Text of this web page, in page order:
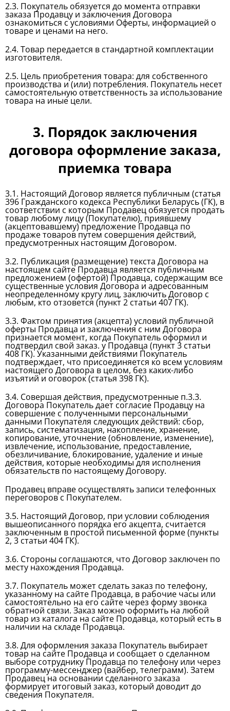
2.3. Покупатель обязуется до момента отправки
заказа Продавцу и заключения Договора
ознакомиться с условиями Оферты, информацией о
товаре и ценами на него.
2.4. Товар передается в стандартной комплектации
изготовителя.
2.5. Цель приобретения товара: для собственного
производства и (или) потребления. Покупатель несет
самостоятельную ответственность за использование
товара на иные цели.
3. Порядок заключения
договора оформление заказа,
приемка товара
3.1. Настоящий Договор является публичным (статья
396 Гражданского кодекса Республики Беларусь (ГК), в
соответствии с которым Продавец обязуется продать
товар любому лицу (Покупателю), приявшему
(акцептовавшему) предложение Продавца по
продаже товаров путем совершения действий,
предусмотренных настоящим Договором.
3.2. Публикация (размещение) текста Договора на
настоящем сайте Продавца является публичным
предложением (офертой) Продавца, содержащим все
существенные условия Договора и адресованным
неопределенному кругу лиц, заключить Договор с
любым, кто отзовется (пункт 2 статьи 407 ГК).
3.3. Фактом принятия (акцепта) условий публичной
оферты Продавца и заключения с ним Договора
признается момент, когда Покупатель оформил и
подтвердил свой заказ. у Продавца (пункт 3 статьи
408 ГК). Указанными действиями Покупатель
подтверждает, что присоединяется ко всем условиям
настоящего Договора в целом, без каких-либо
изъятий и оговорок (статья 398 ГК).
3.4. Совершая действия, предусмотренные п.3.3.
Договора Покупатель дает согласие Продавцу на
совершение с полученными персональными
данными Покупателя следующих действий: сбор,
запись, систематизация, накопление, хранение,
копирование, уточнение (обновление, изменение),
извлечение, использование, предоставление,
обезличивание, блокирование, удаление и иные
действия, которые необходимы для исполнения
обязательств по настоящему Договору.
Продавец вправе осуществлять записи телефонных
переговоров с Покупателем.
3.5. Настоящий Договор, при условии соблюдения
вышеописанного порядка его акцепта, считается
заключенным в простой письменной форме (пункты
2, 3 статьи 404 ГК).
3.6. Стороны соглашаются, что Договор заключен по
месту нахождения Продавца.
3.7. Покупатель может сделать заказ по телефону,
указанному на сайте Продавца, в рабочие часы или
самостоятельно на его сайте через форму звонка
обратной связи. Заказ можно оформить на любой
товар из каталога на сайте Продавца, который есть в
наличии на складе Продавца.
3.8. Для оформления заказа Покупатель выбирает
товар на сайте Продавца и сообщает о сделанном
выборе сотруднику Продавца по телефону или через
программу-мессенджер (вайбер, телеграмм). Затем
Продавец на основании сделанного заказа
формирует итоговый заказ, который доводит до
сведения Покупателя.